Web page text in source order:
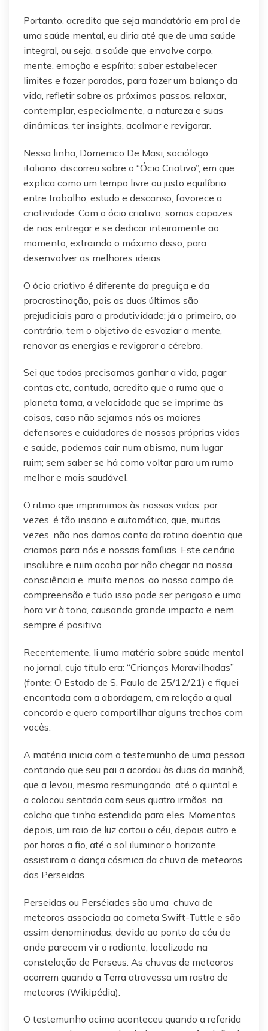
Portanto, acredito que seja mandatório em prol de
uma saúde mental, eu diria até que de uma saúde
integral, ou seja, a saúde que envolve corpo,
mente, emoção e espírito; saber estabelecer
limites e fazer paradas, para fazer um balanço da
vida, refletir sobre os próximos passos, relaxar,
contemplar, especialmente, a natureza e suas
dinâmicas, ter insights, acalmar e revigorar.
Nessa linha, Domenico De Masi, sociólogo
italiano, discorreu sobre o “Ócio Criativo”, em que
explica como um tempo livre ou justo equilíbrio
entre trabalho, estudo e descanso, favorece a
criatividade. Com o ócio criativo, somos capazes
de nos entregar e se dedicar inteiramente ao
momento, extraindo o máximo disso, para
desenvolver as melhores ideias.
O ócio criativo é diferente da preguiça e da
procrastinação, pois as duas últimas são
prejudiciais para a produtividade; já o primeiro, ao
contrário, tem o objetivo de esvaziar a mente,
renovar as energias e revigorar o cérebro.
Sei que todos precisamos ganhar a vida, pagar
contas etc, contudo, acredito que o rumo que o
planeta toma, a velocidade que se imprime às
coisas, caso não sejamos nós os maiores
defensores e cuidadores de nossas próprias vidas
e saúde, podemos cair num abismo, num lugar
ruim; sem saber se há como voltar para um rumo
melhor e mais saudável.
O ritmo que imprimimos às nossas vidas, por
vezes, é tão insano e automático, que, muitas
vezes, não nos damos conta da rotina doentia que
criamos para nós e nossas famílias. Este cenário
insalubre e ruim acaba por não chegar na nossa
consciência e, muito menos, ao nosso campo de
compreensão e tudo isso pode ser perigoso e uma
hora vir à tona, causando grande impacto e nem
sempre é positivo.
Recentemente, li uma matéria sobre saúde mental
no jornal, cujo título era: “Crianças Maravilhadas”
(fonte: O Estado de S. Paulo de 25/12/21) e fiquei
encantada com a abordagem, em relação a qual
concordo e quero compartilhar alguns trechos com
vocês.
A matéria inicia com o testemunho de uma pessoa
contando que seu pai a acordou às duas da manhã,
que a levou, mesmo resmungando, até o quintal e
a colocou sentada com seus quatro irmãos, na
colcha que tinha estendido para eles. Momentos
depois, um raio de luz cortou o céu, depois outro e,
por horas a fio, até o sol iluminar o horizonte,
assistiram a dança cósmica da chuva de meteoros
das Perseidas.
Perseidas ou Perséiades são uma chuva de
meteoros associada ao cometa Swift-Tuttle e são
assim denominadas, devido ao ponto do céu de
onde parecem vir o radiante, localizado na
constelação de Perseus. As chuvas de meteoros
ocorrem quando a Terra atravessa um rastro de
meteoros (Wikipédia).
O testemunho acima aconteceu quando a referida